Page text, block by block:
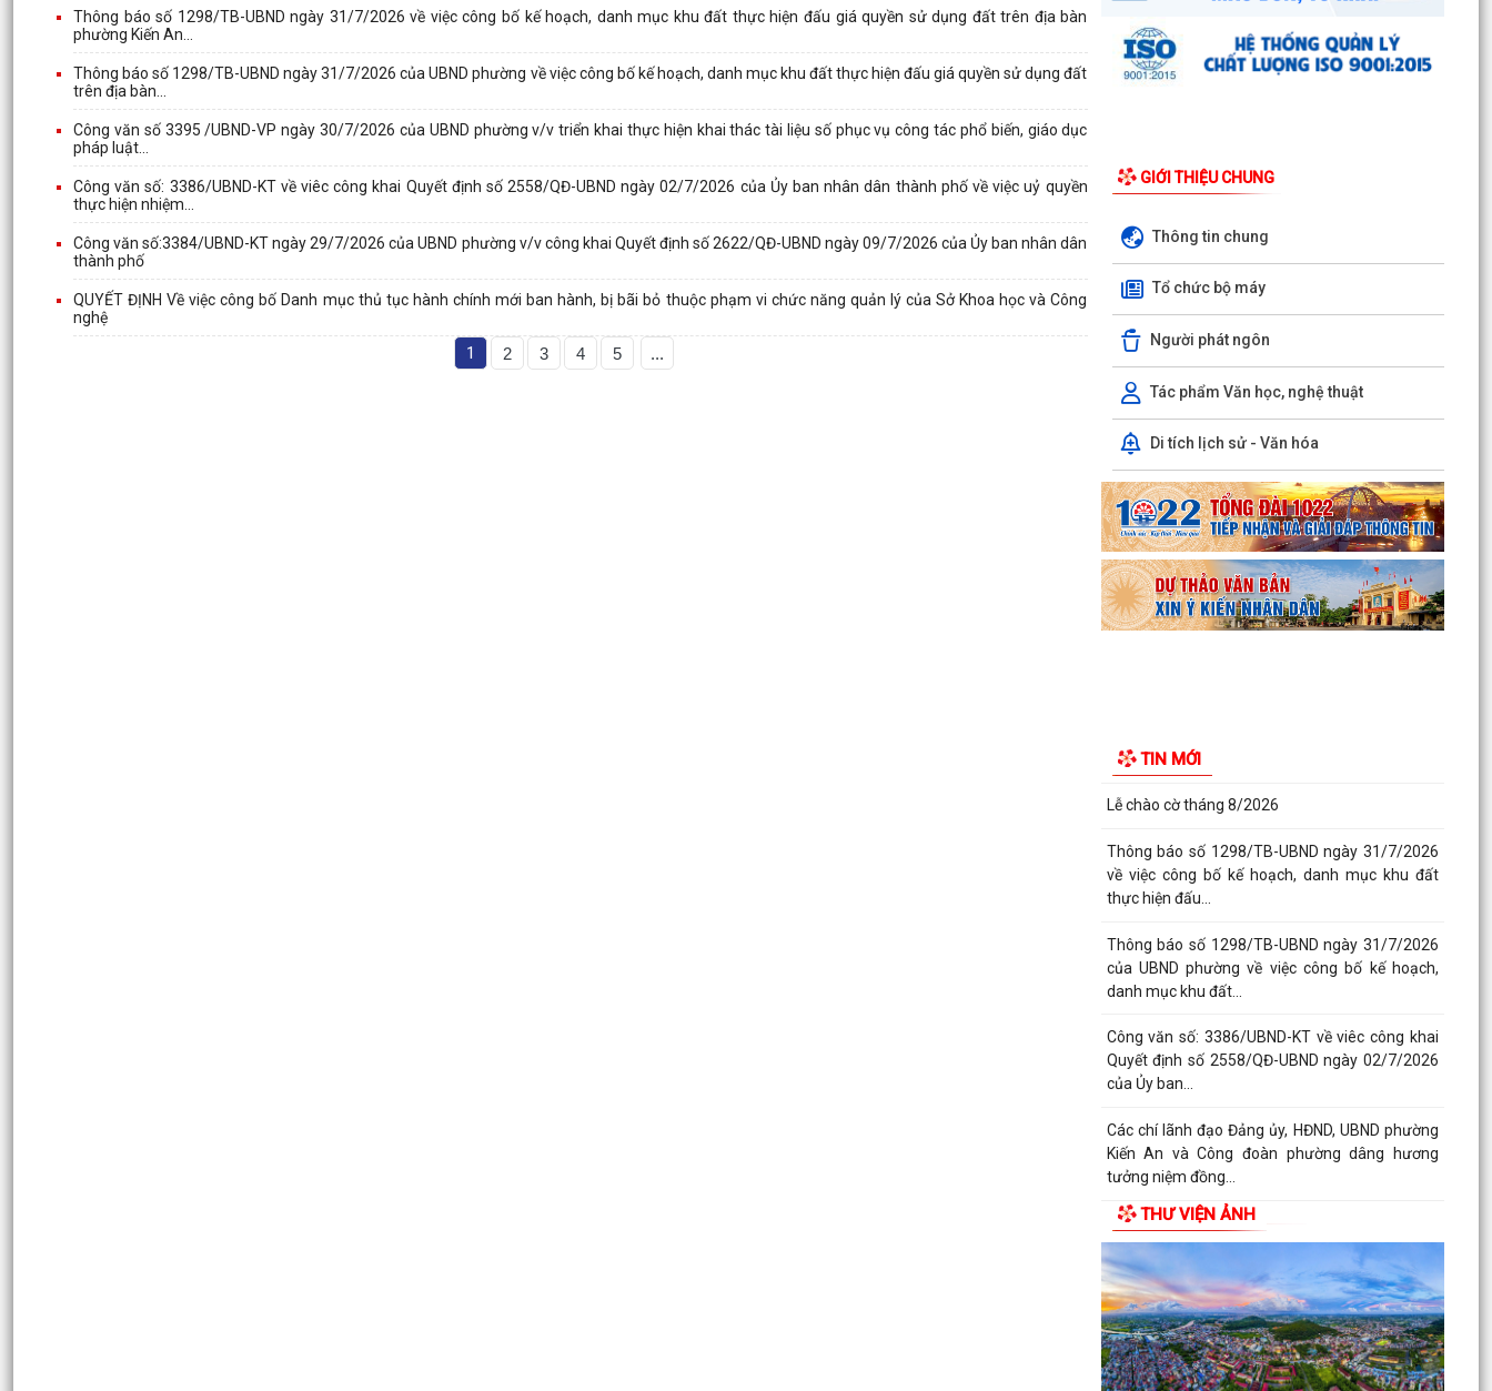
Thông báo số 1298/TB-UBND ngày 31/7/2026 về việc công bố kế hoạch, danh mục khu đất thực hiện đấu giá quyền sử dụng đất trên địa bàn
phường Kiến An...
Thông báo số 1298/TB-UBND ngày 31/7/2026 của UBND phường về việc công bố kế hoạch, danh mục khu đất thực hiện đấu giá quyền sử dụng đất
trên địa bàn...
Công văn số 3395 /UBND-VP ngày 30/7/2026 của UBND phường v/v triển khai thực hiện khai thác tài liệu số phục vụ công tác phổ biến, giáo dục
pháp luật...
Công văn số: 3386/UBND-KT về viêc công khai Quyết định số 2558/QĐ-UBND ngày 02/7/2026 của Ủy ban nhân dân thành phố về việc uỷ quyền
thực hiện nhiệm...
Công văn số:3384/UBND-KT ngày 29/7/2026 của UBND phường v/v công khai Quyết định số 2622/QĐ-UBND ngày 09/7/2026 của Ủy ban nhân dân
thành phố
QUYẾT ĐỊNH Về việc công bố Danh mục thủ tục hành chính mới ban hành, bị bãi bỏ thuộc phạm vi chức năng quản lý của Sở Khoa học và Công
nghệ
1 2 3 4 5 ...
GIỚI THIỆU CHUNG
Thông tin chung
Tổ chức bộ máy
Người phát ngôn
Tác phẩm Văn học, nghệ thuật
Di tích lịch sử - Văn hóa
TIN MỚI
sau Kỳ họp thường lệ giữa năm 2026 HĐND
thành phố...
Công văn số: 20/CV-TYT của Trạm y tế phường
nhận...
thống và Quản trị an ninh phi truyền thống năm
2026
Công văn số 3357/UBND-KT ngày 28/7/2026
của UBND phường v/v phối hợp thông tin
Kế hoạch số 265/KH-UBND ngày 3/8/2026 của
UBND phường về triển khai thực hiện Kế hoạch
số...
UBND phường làm việc với các hộ dân đang sử
dụng đất của UBND phường tại tổ dân phố Lãm
Khê (giáp...
năm 2026
Lễ chào cờ tháng 8/2026
Thông báo số 1298/TB-UBND ngày 31/7/2026
về việc công bố kế hoạch, danh mục khu đất
thực hiện đấu...
Thông báo số 1298/TB-UBND ngày 31/7/2026
của UBND phường về việc công bố kế hoạch,
danh mục khu đất...
Công văn số: 3386/UBND-KT về viêc công khai
Quyết định số 2558/QĐ-UBND ngày 02/7/2026
của Ủy ban...
Các chí lãnh đạo Đảng ủy, HĐND, UBND phường
Kiến An và Công đoàn phường dâng hương
tưởng niệm đồng...
Công văn số:3384/UBND-KT ngày 29/7/2026
của UBND phường v/v công khai Quyết định số
2622/QĐ-UBND...
Phường Kiến An tặng quà chúc mừng cán bộ,
chiến sĩ Lữ đoàn vận tải 653 hoàn thành xuất
sắc nhiệm vụ...
THƯ VIỆN ẢNH